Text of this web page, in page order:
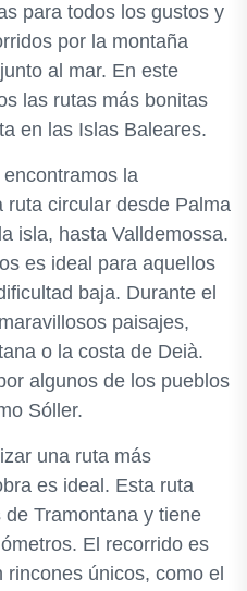
para todos los gustos y
por la montaña
al mar. En este
las rutas más bonitas
en las Islas Baleares.
la
ruta circular desde Palma
isla, hasta Valldemossa.
es ideal para aquellos
baja. Durante el
paisajes,
o la costa de Deià.
algunos de los pueblos
Sóller.
una ruta más
es ideal. Esta ruta
Tramontana y tiene
El recorrido es
únicos, como el